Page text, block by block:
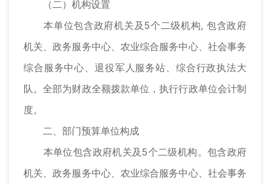
（二）机构设置
本单位包含政府机关及5个二级机构, 包含政府
机关、政务服务中心、农业综合服务中心、社会事务
综合服务中心、退役军人服务站、综合行政执法大
队。全部为财政全额拨款单位，执行行政单位会计制
度。
二、部门预算单位构成
本单位包含政府机关及5个二级机构。包含政府
机关、政务服务中心、农业综合服务中心、社会事务